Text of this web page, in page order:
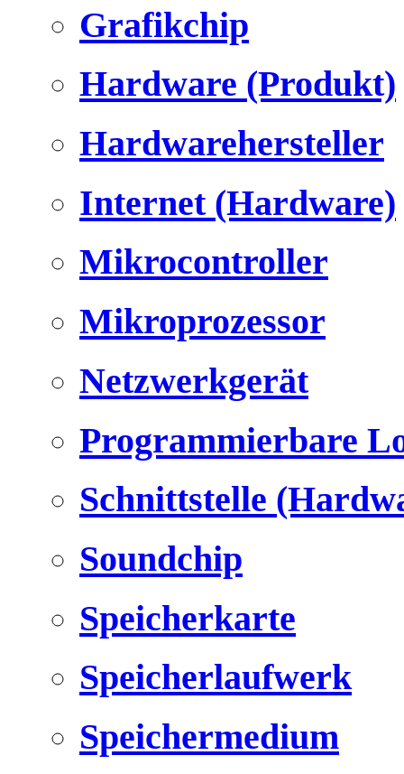
Grafikchip
Hardware (Produkt)
Hardwarehersteller
Internet (Hardware)
Mikrocontroller
Mikroprozessor
Netzwerkgerät
Programmierbare
Schnittstelle
Soundchip
Speicherkarte
Speicherlaufwerk
Speichermedium